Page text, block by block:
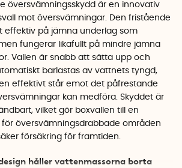
översvämningsskydd är en innovativ
mot översvämningar. Den fristående
effektiv på jämna underlag som
fungerar likafullt på mindre jämna
Vallen är snabb att sätta upp och
barlastas av vattnets tyngd,
effektivt står emot det påfrestande
kan medföra. Skyddet är
vilket gör boxvallen till en
för översvämningsdrabbade områden
försäkring för framtiden.
håller vattenmassorna borta